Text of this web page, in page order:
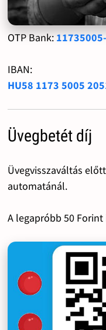
OTP Bank:
IBAN:
HU58 1173 5005
Üvegbetét díj
Üvegvisszaváltás
automatánál.
A legapróbb 50 Forint